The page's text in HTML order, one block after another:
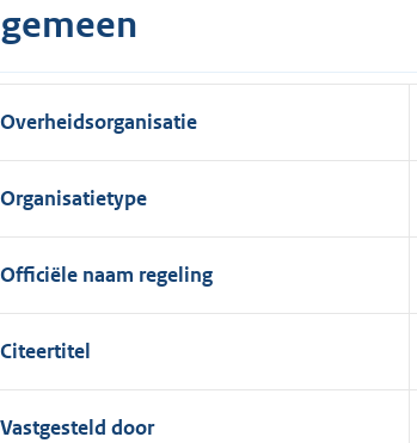
Overheidsorganisatie
Organisatietype
Officiële naam regeling
Citeertitel
Vastgesteld door